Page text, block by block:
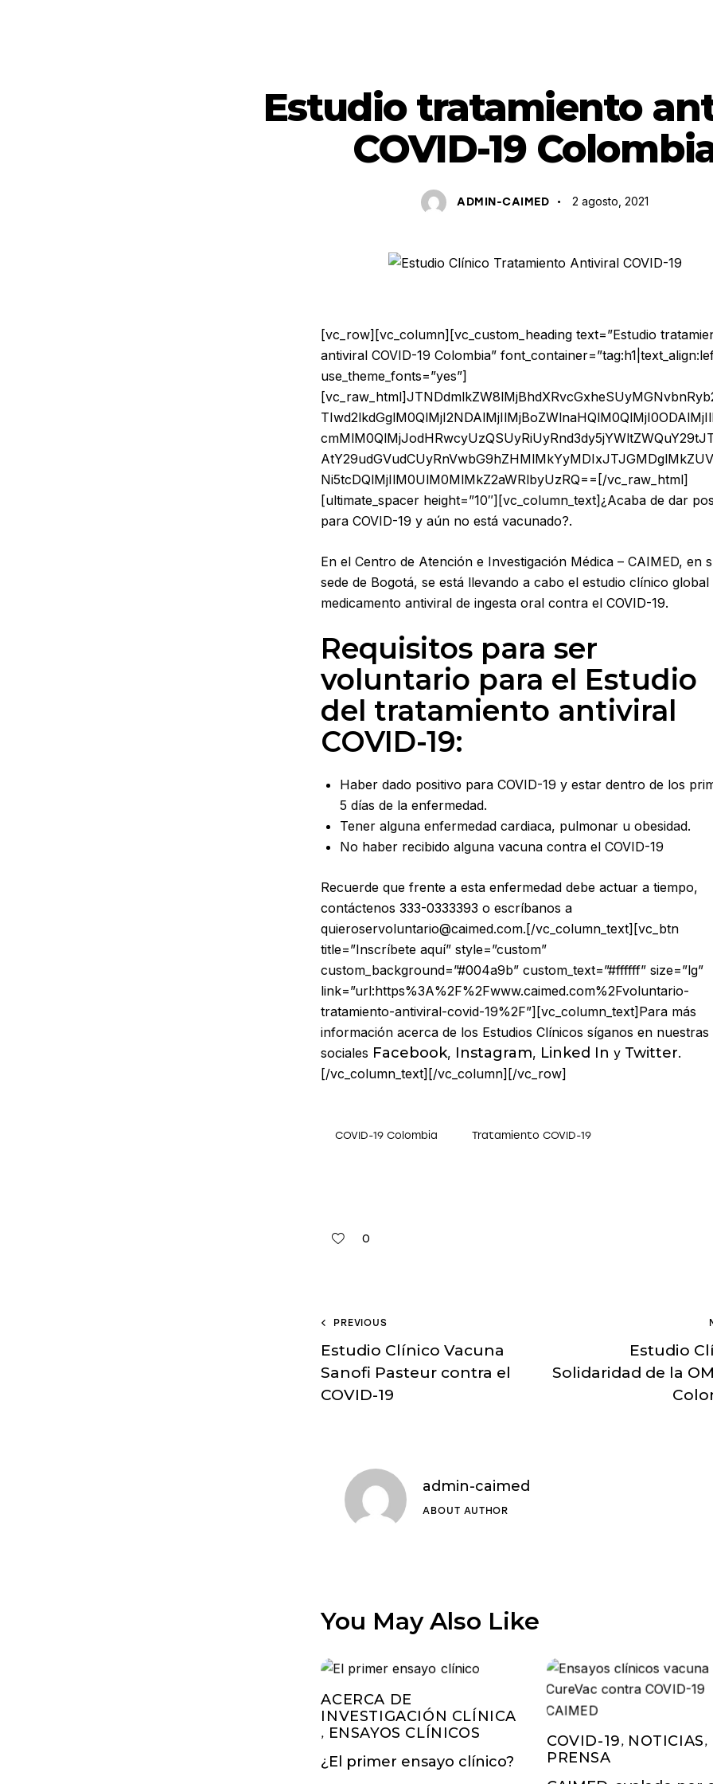
Estudio tratamiento
COVID-19
ADMIN-CAIMED 2 agosto, 2021
[vc_row][vc_column][vc_custom_heading text=”Estudio
antiviral COVID-19 Colombia”
use_theme_fonts=”yes”]
Ni5tcDQlMjIlM0UlM0MlMkZ2aWRlbyUzRQ==[/vc_raw_html]
[ultimate_spacer height=”10″][vc_column_text]¿Acaba de dar
para COVID-19 y aún no está vacunado?.
En el Centro de Atención e Investigación Médica – CAIMED, en
sede de Bogotá, se está llevando a cabo el estudio clínico global
medicamento antiviral de ingesta oral contra el COVID-19.
Requisitos para ser
voluntario para el Estudio
del tratamiento antiviral
COVID-19:
Haber dado positivo para COVID-19 y estar dentro de los
5 días de la enfermedad.
Tener alguna enfermedad cardiaca, pulmonar u obesidad.
No haber recibido alguna vacuna contra el COVID-19
Recuerde que frente a esta enfermedad debe actuar a tiempo,
contáctenos 333-0333393 o escríbanos a
quieroservoluntario@caimed.com.[/vc_column_text][vc_btn
title=”Inscríbete aquí” style=”custom”
custom_background=”#004a9b” custom_text=”#ffffff” size=”lg”
link=”url:https%3A%2F%2Fwww.caimed.com%2Fvoluntario-
tratamiento-antiviral-covid-19%2F”][vc_column_text]Para más
información acerca de los Estudios Clínicos síganos en nuestras
sociales Facebook, Instagram, Linked In y Twitter.
[/vc_column_text][/vc_column][/vc_row]
COVID-19 Colombia Tratamiento COVID-19
0
PREVIOUS
Estudio Clínico Vacuna
Sanofi Pasteur contra el
COVID-19
Estudio
Solidaridad de la
admin-caimed
ABOUT AUTHOR
You May Also Like
ACERCA DE
INVESTIGACIÓN CLÍNICA
, ENSAYOS CLÍNICOS
¿El primer ensayo clínico?
COVID-19 , NOTICIAS ,
PRENSA